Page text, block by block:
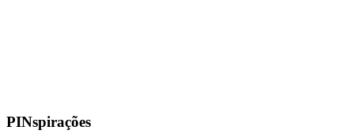
PINspirações